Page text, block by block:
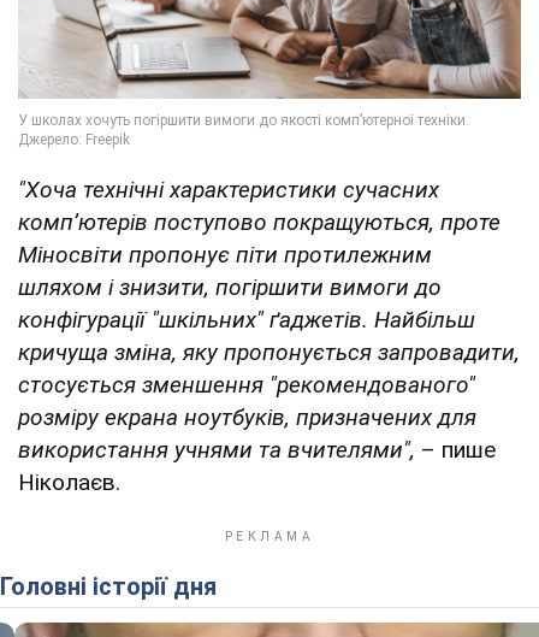
"Хоча технічні характеристики сучасних
комп’ютерів поступово покращуються, проте
Міносвіти пропонує піти протилежним
шляхом і знизити, погіршити вимоги до
конфігурації "шкільних" ґаджетів. Найбільш
кричуща зміна, яку пропонується запровадити,
стосується зменшення "рекомендованого"
розміру екрана ноутбуків, призначених для
використання учнями та вчителями", – пише
Ніколаєв.
Головні історії дня